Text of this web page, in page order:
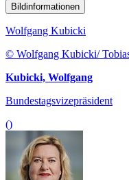
Bildinformationen
Wolfgang Kubicki
© Wolfgang Kubicki/
Kubicki, Wolfgang
Bundestagsvizepräsident
()